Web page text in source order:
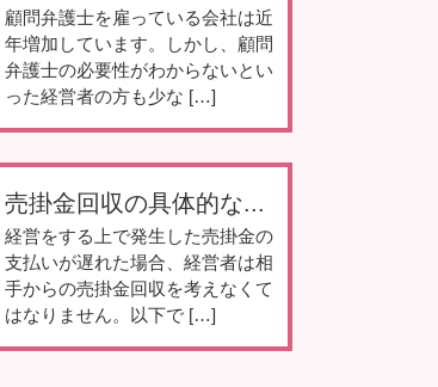
顧問弁護士を雇っている会社は近
年増加しています。しかし、顧問
弁護士の必要性がわからないとい
った経営者の方も少な […]
売掛金回収の具体的な...
経営をする上で発生した売掛金の
支払いが遅れた場合、経営者は相
手からの売掛金回収を考えなくて
はなりません。以下で […]